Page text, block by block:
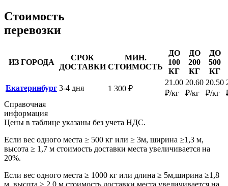
Стоимость
перевозки
ИЗ ГОРОДА
СРОК
ДОСТАВКИ
МИН.
СТОИМОСТЬ
ДО
100
КГ
ДО
200
КГ
ДО
500
КГ
Екатеринбург 3-4 дня 1 300 ₽
21.00
₽/кг
20.60
₽/кг
20.50
₽/кг
Справочная
информация
Цены в таблице указаны без учета НДС.
Если вес одного места ≥ 500 кг или ≥ 3м, ширина ≥1,3 м,
высота ≥ 1,7 м стоимость доставки места увеличивается на
20%.
Если вес одного места ≥ 1000 кг или длина ≥ 5м,ширина ≥1,8